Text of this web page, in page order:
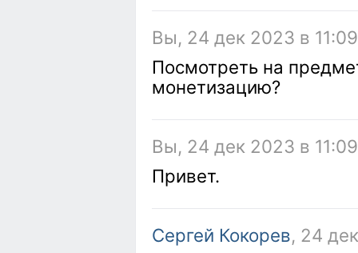
Вы, 24 дек 2023 в
Посмотреть на
монетизацию?
Вы, 24 дек 2023 в
Привет.
Сергей Кокорев, 24